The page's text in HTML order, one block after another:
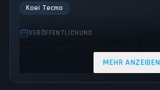
Koei Tecmo
VERÖFFENTLICHUNG
MEHR ANZEIGEN